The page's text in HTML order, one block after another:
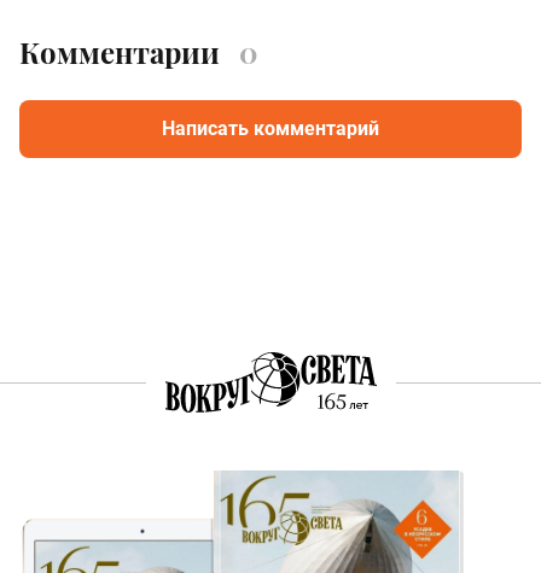
Комментарии 0
Написать комментарий